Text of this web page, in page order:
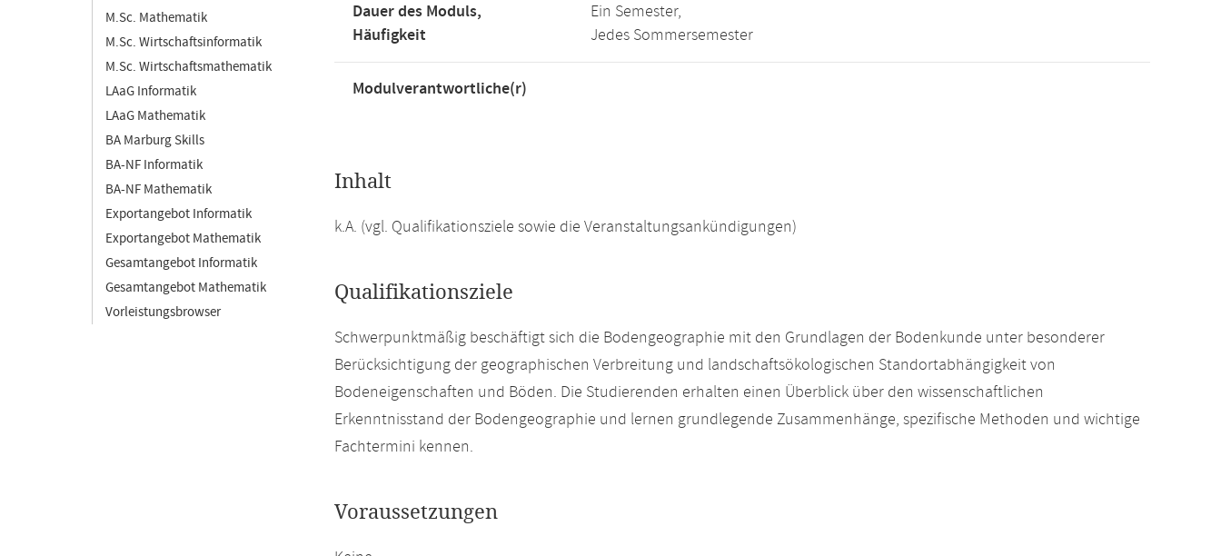
M.Sc. Mathematik
M.Sc. Wirtschaftsinformatik
M.Sc. Wirtschaftsmathematik
LAaG Informatik
LAaG Mathematik
BA Marburg Skills
BA-NF Informatik
BA-NF Mathematik
Exportangebot Informatik
Exportangebot Mathematik
Gesamtangebot Informatik
Gesamtangebot Mathematik
Vorleistungsbrowser
Dauer des Moduls,
Häufigkeit
Ein Semester,
Jedes Sommersemester
Modulverantwortliche(r)
Inhalt
k.A. (vgl. Qualifikationsziele sowie die Veranstaltungsankündigungen)
Qualifikationsziele
Schwerpunktmäßig beschäftigt sich die Bodengeographie mit den Grundlagen der Bodenkunde unter besonderer
Berücksichtigung der geographischen Verbreitung und landschaftsökologischen Standortabhängigkeit von
Bodeneigenschaften und Böden. Die Studierenden erhalten einen Überblick über den wissenschaftlichen
Erkenntnisstand der Bodengeographie und lernen grundlegende Zusammenhänge, spezifische Methoden und wichtige
Fachtermini kennen.
Voraussetzungen